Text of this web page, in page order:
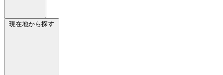
現在地から探す